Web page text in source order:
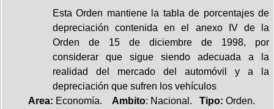
Esta Orden mantiene la tabla de porcentajes de
depreciación contenida en el anexo IV de la
Orden de 15 de diciembre de 1998, por
considerar que sigue siendo adecuada a la
realidad del mercado del automóvil y a la
depreciación que sufren los vehículos
Area: Economía. Ambito: Nacional. Tipo: Orden.